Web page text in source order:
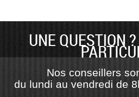
UNE QUESTION
Nos conseillers
du lundi au vendredi de